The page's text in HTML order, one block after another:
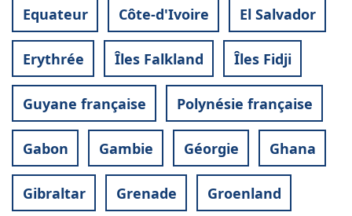
Equateur Côte-d'Ivoire El Salvador
Erythrée Îles Falkland Îles Fidji
Guyane française Polynésie française
Gabon Gambie Géorgie Ghana
Gibraltar Grenade Groenland